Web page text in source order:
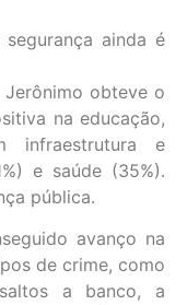
ainda é
obteve o
na educação,
infraestrutura e
e saúde (35%).
pública.
avanço na
de crime, como
a banco, a